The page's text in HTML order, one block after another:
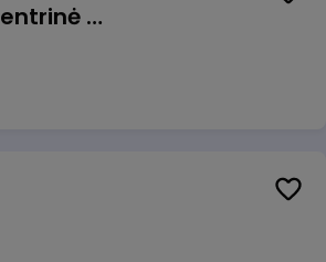
Kasininkas (-ė) - pardavėjas (-a), Centrinė g. 62, Galgiai